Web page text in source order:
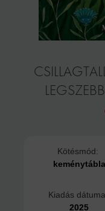
Kötésmód:
keménytábla
Kiadás
2025